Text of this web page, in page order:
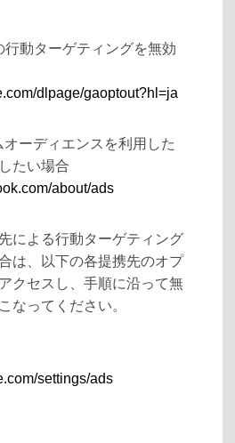
行動ターゲティングを無効
dlpage/gaoptout?hl=ja
ーディエンスを利用した
たい場合
about/ads
による行動ターゲティング
は、以下の各提携先のオプ
クセスし、手順に沿って無
なってください。
settings/ads